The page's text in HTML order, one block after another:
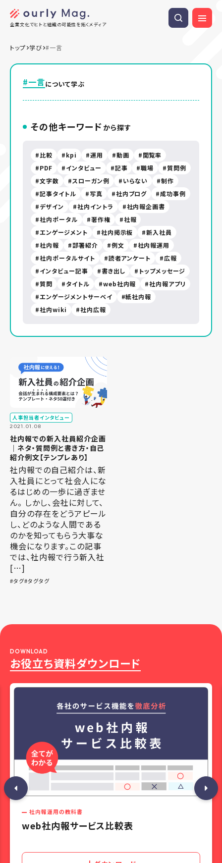
企業文化でヒトと組織の可能性を拓くメディア
トップ 学び #一言
#一言について学ぶ
その他キーワード から探す
比較 kpi 運用 動画
閲覧率
PDF
インタビュー 記事 職場
質問例
文字数
スローガン例 いらない
制作
記事タイトル
写真 社内ブログ
成功事例
デザイン
社内イントラ
社内報企画書
社内ポータル
著作権
社報
エンゲージメント
社内掲示板
新入社員
社内報
部署紹介 例文
社内報運用
社内ポータルサイト
読者アンケート
広報
インタビュー記事
書き出し
トップメッセージ
質問
タイトル web社内報
社内報アプリ
エンゲージメントサーベイ
紙社内報
社内wiki
社内広報
人事担当者インタビュー
2021.01.08
社内報での新入社員紹介企画
｜ネタ・質問例と書き方・自己
紹介例文【テンプレあり】
社内報での自己紹介は、新
入社員にとって社会人にな
るはじめの一歩に過ぎませ
ん。 しかし、会社に対して、
自分の存在をどうアピール
し、どのような人間である
のかを知ってもらう大事な
機会になります。この記事
では、社内報で行う新入社
[…]
タグ タグタグ
お役立ち資料ダウンロード
DOWNLOAD
社内報運用の教科書
web社内報サービス比較表